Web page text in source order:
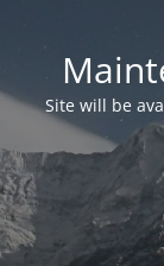
Site will be